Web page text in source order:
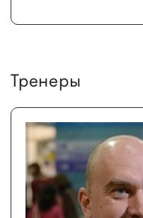
Сообщить о
АвтоУСН
Иностранным
Тренеры